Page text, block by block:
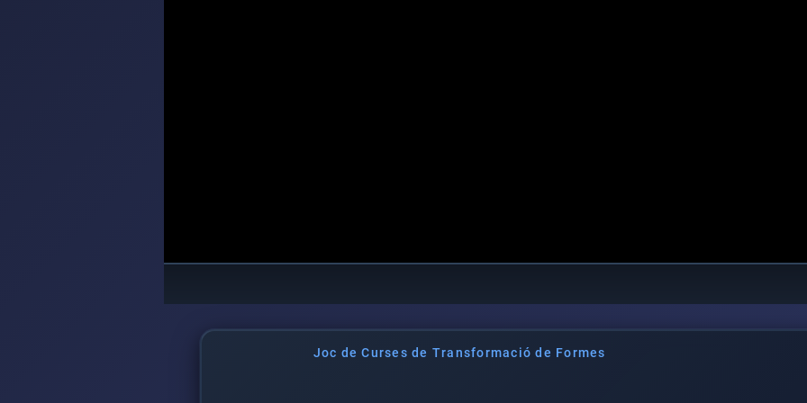
Joc de Curses de Transformació de Formes